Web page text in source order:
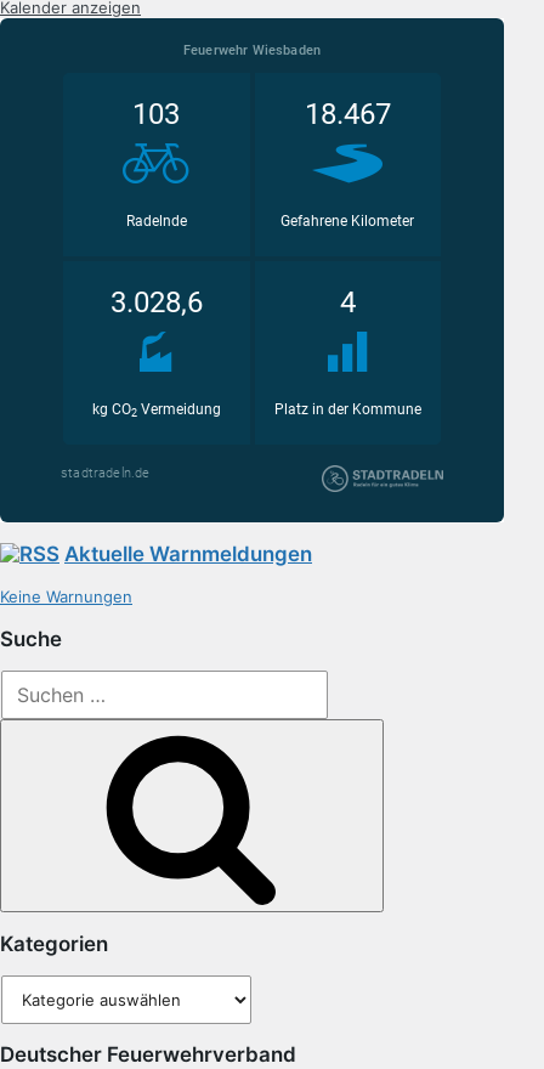
Kalender anzeigen
Aktuelle Warnmeldungen
Keine Warnungen
Suche
nach:
Kategorien
Kategorien
Deutscher Feuerwehrverband